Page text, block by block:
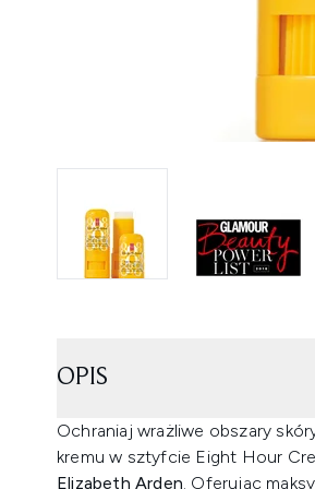
OPIS
Ochraniaj wrażliwe obszary
kremu w sztyfcie Eight Hour
Elizabeth Arden. Oferując